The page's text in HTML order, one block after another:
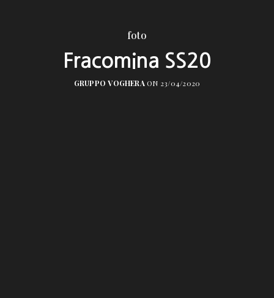
foto
Fracomina SS20
GRUPPO VOGHERAON 23/04/2020